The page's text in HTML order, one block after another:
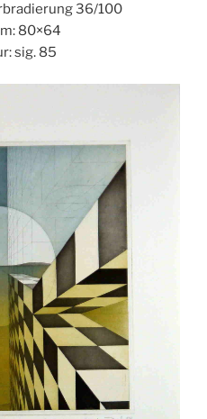
36/100
80×64
sig. 85